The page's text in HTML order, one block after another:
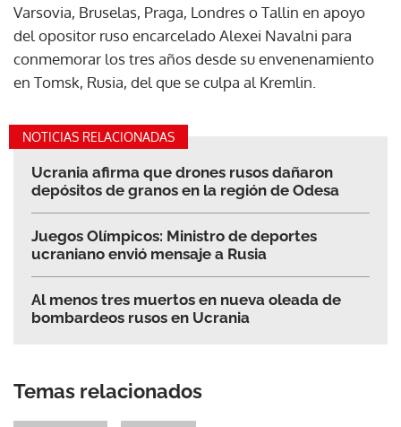
Varsovia, Bruselas, Praga, Londres o Tallin en apoyo
del opositor ruso encarcelado Alexei Navalni para
conmemorar los tres años desde su envenenamiento
en Tomsk, Rusia, del que se culpa al Kremlin.
NOTICIAS RELACIONADAS
Ucrania afirma que drones rusos dañaron
depósitos de granos en la región de Odesa
Juegos Olímpicos: Ministro de deportes
ucraniano envió mensaje a Rusia
Al menos tres muertos en nueva oleada de
bombardeos rusos en Ucrania
Temas relacionados